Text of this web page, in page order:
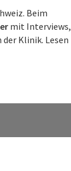
Beim
mit Interviews,
Klinik. Lesen